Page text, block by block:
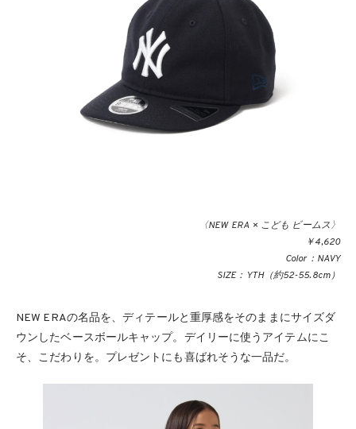
〈NEW ERA × こども ビームス〉
￥4,620
Color：NAVY
SIZE：YTH（約52-55.8cm）
NEW ERAの名品を、ディテールと重厚感をそのままにサイズダ
ウンしたベースボールキャップ。デイリーに使うアイテムにこ
そ、こだわりを。プレゼントにも喜ばれそうな一品だ。